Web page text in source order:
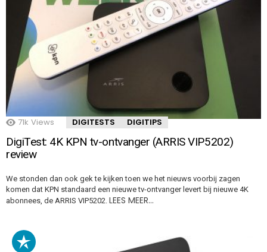
71k Views DIGITESTS DIGITIPS
DigiTest: 4K KPN tv-ontvanger (ARRIS VIP5202)
review
We stonden dan ook gek te kijken toen we het nieuws voorbij zagen
komen dat KPN standaard een nieuwe tv-ontvanger levert bij nieuwe 4K
abonnees, de ARRIS VIP5202. LEES MEER…